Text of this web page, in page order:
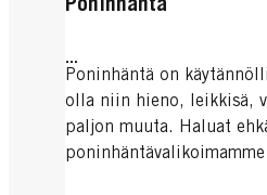
Poninhäntä
...
Poninhäntä on
olla niin hieno, leikkisä,
paljon muuta. Haluat